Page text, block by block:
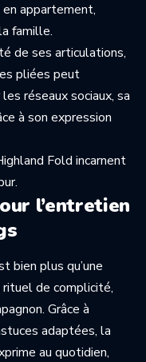
appartement,
famille.
de ses articulations,
pliées peut
réseaux sociaux, sa
à son expression
Fold incarnent
l’entretien
bien plus qu’une
rituel de complicité,
Grâce à
adaptées, la
au quotidien,